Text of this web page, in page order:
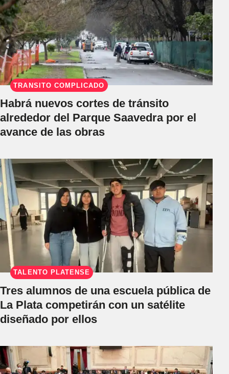
TRÁNSITO COMPLICADO
Habrá nuevos cortes de tránsito
alrededor del Parque Saavedra por el
avance de las obras
TALENTO PLATENSE
Tres alumnos de una escuela pública de
La Plata competirán con un satélite
diseñado por ellos